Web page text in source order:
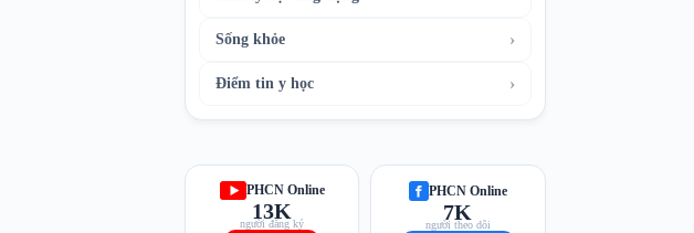
Sống khỏe ›
Điểm tin y học ›
PHCN Online
13K
người đăng ký
PHCN Online
7K
người theo dõi